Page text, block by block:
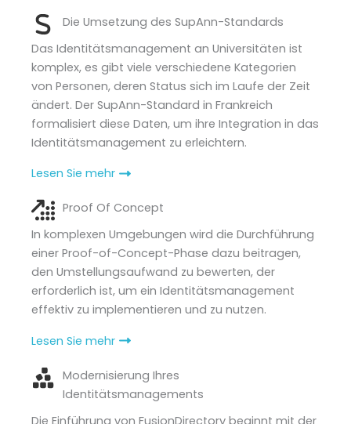
Die Umsetzung des SupAnn-Standards
Das Identitätsmanagement an Universitäten ist
komplex, es gibt viele verschiedene Kategorien
von Personen, deren Status sich im Laufe der Zeit
ändert. Der SupAnn-Standard in Frankreich
formalisiert diese Daten, um ihre Integration in das
Identitätsmanagement zu erleichtern.
Lesen Sie mehr
Proof Of Concept
In komplexen Umgebungen wird die Durchführung
einer Proof-of-Concept-Phase dazu beitragen,
den Umstellungsaufwand zu bewerten, der
erforderlich ist, um ein Identitätsmanagement
effektiv zu implementieren und zu nutzen.
Lesen Sie mehr
Modernisierung Ihres
Identitätsmanagements
Die Einführung von FusionDirectory beginnt mit der